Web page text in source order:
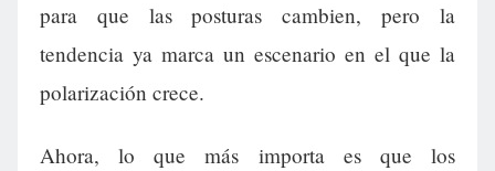
para que las posturas cambien, pero la
tendencia ya marca un escenario en el que la
polarización crece.
Ahora, lo que más importa es que los